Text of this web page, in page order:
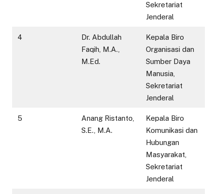
Sekretariat
Jenderal
4
Dr. Abdullah
Faqih, M.A.,
M.Ed.
Kepala Biro
Organisasi dan
Sumber Daya
Manusia,
Sekretariat
Jenderal
5
Anang Ristanto,
S.E., M.A.
Kepala Biro
Komunikasi dan
Hubungan
Masyarakat,
Sekretariat
Jenderal